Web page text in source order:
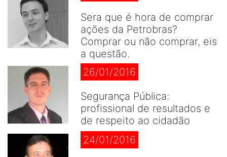
Sera que é hora de comprar
ações da Petrobras?
Comprar ou não comprar, eis
a questão.
26/01/2016
Segurança Pública:
profissional de resultados e
de respeito ao cidadão
24/01/2016